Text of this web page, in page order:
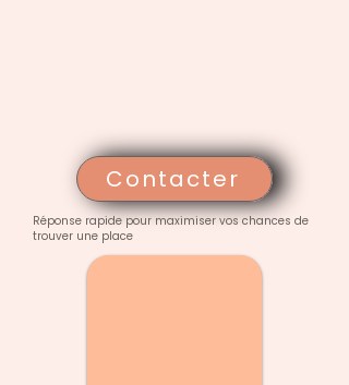
Contacter
Réponse rapide pour maximiser vos chances de
trouver une place